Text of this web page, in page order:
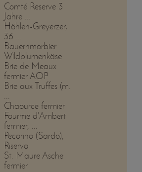
Comté Reserve 3
Jahre ...
Höhlen-Greyerzer,
36 ...
Bauernmorbier
Wildblumenkäse
Brie de Meaux
fermier AOP
Brie aux Truffes (m.
...
Chaource fermier
Fourme d'Ambert
fermier, ...
Pecorino (Sardo),
Riserva
St. Maure Asche
fermier